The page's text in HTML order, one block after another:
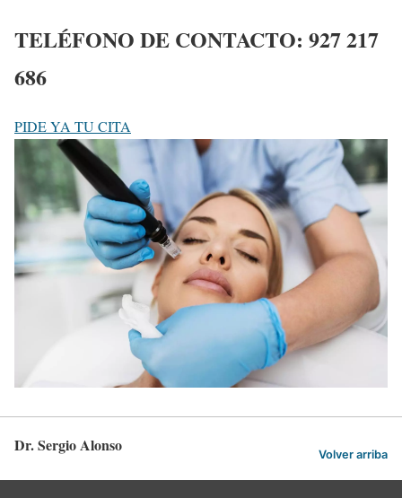
TELÉFONO DE CONTACTO: 927 217
686
PIDE YA TU CITA
Dr. Sergio Alonso Volver arriba